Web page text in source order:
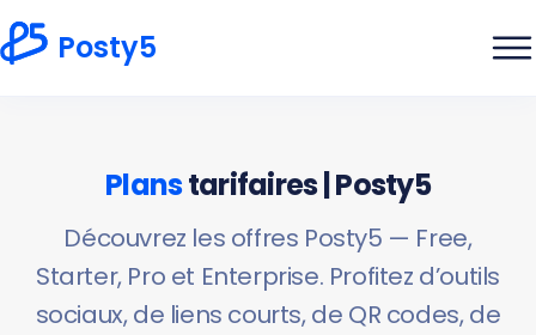
Posty5
Planstarifaires | Posty5
Découvrez les offres Posty5 — Free,
Starter, Pro et Enterprise. Profitez d’outils
sociaux, de liens courts, de QR codes, de